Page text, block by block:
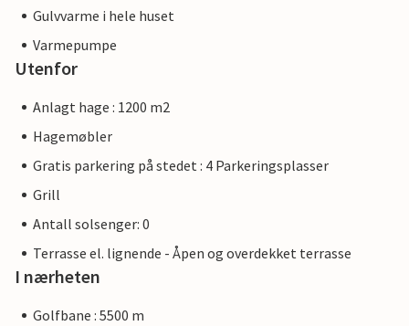
Gulvvarme i hele huset
Varmepumpe
Utenfor
Anlagt hage : 1200 m2
Hagemøbler
Gratis parkering på stedet : 4 Parkeringsplasser
Grill
Antall solsenger: 0
Terrasse el. lignende - Åpen og overdekket terrasse
I nærheten
Golfbane : 5500 m